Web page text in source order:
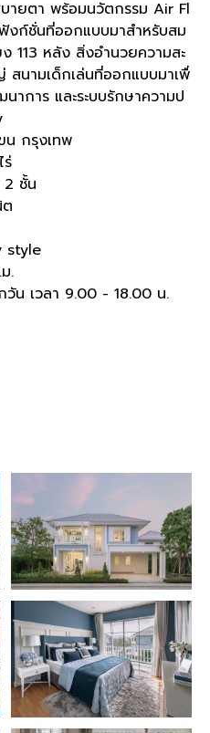
ายตา พร้อมนวัตกรรม Air Fl
งก์ชั่นที่ออกแบบมาสำหรับสม
หลัง สิ่งอำนวยความสะ
นามเด็กเล่นที่ออกแบบมาเพื่
าการ และระบบรักษาความป
น กรุงเทพ
2 ชั้น
ต
style
.
วัน เวลา 9.00 - 18.00 น.